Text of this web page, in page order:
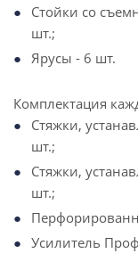
Стойки со
шт.;
Ярусы - 6 шт.
Комплектация
Стяжки,
шт.;
Стяжки,
шт.;
Усилитель